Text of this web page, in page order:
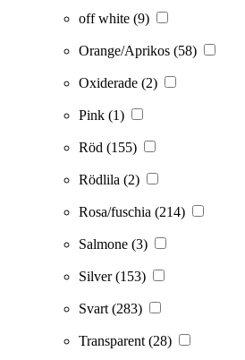
off white (9)
Orange/Aprikos (58)
Oxiderade (2)
Pink (1)
Röd (155)
Rödlila (2)
Rosa/fuschia (214)
Salmone (3)
Silver(153)
Svart (283)
Transparent (28)